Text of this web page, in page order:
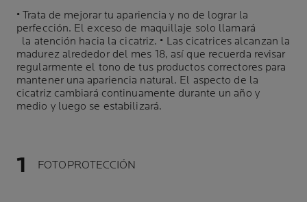
• Trata de mejorar tu apariencia y no de lograr la
perfección. El exceso de maquillaje solo llamará
la atención hacia la cicatriz. • Las cicatrices alcanzan la
madurez alrededor del mes 18, así que recuerda revisar
regularmente el tono de tus productos correctores para
mantener una apariencia natural. El aspecto de la
cicatriz cambiará continuamente durante un año y
medio y luego se estabilizará.
FOTOPROTECCIÓN